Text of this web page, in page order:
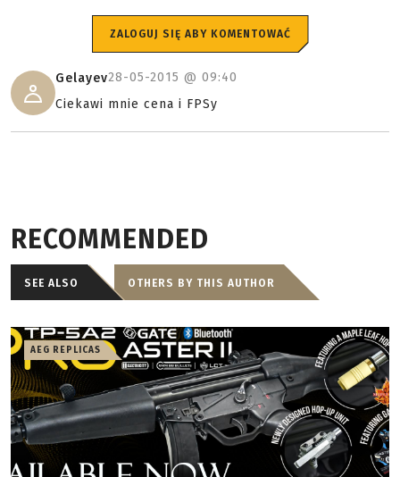
ZALOGUJ SIĘ ABY KOMENTOWAĆ
Gelayev28-05-2015 @ 09:40
Ciekawi mnie cena i FPSy
RECOMMENDED
SEE ALSO OTHERS BY THIS AUTHOR
AEG REPLICAS